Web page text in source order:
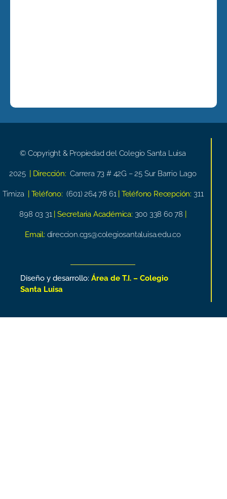
© Copyright & Propiedad del Colegio Santa Luisa
2025 | Dirección: Carrera 73 # 42G – 25 Sur Barrio Lago
Timiza | Teléfono: (601) 264 78 61 | Teléfono Recepción: 311
898 03 31 | Secretaria Académica: 300 338 60 78
Email: direccion.cgs@colegiosantaluisa.edu.co
Diseño y desarrollo: Área de T.I. – Colegio
Santa Luisa